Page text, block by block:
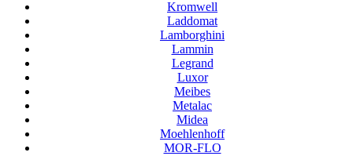
Kromwell
Laddomat
Lamborghini
Lammin
Legrand
Luxor
Meibes
Metalac
Midea
Moehlenhoff
MOR-FLO